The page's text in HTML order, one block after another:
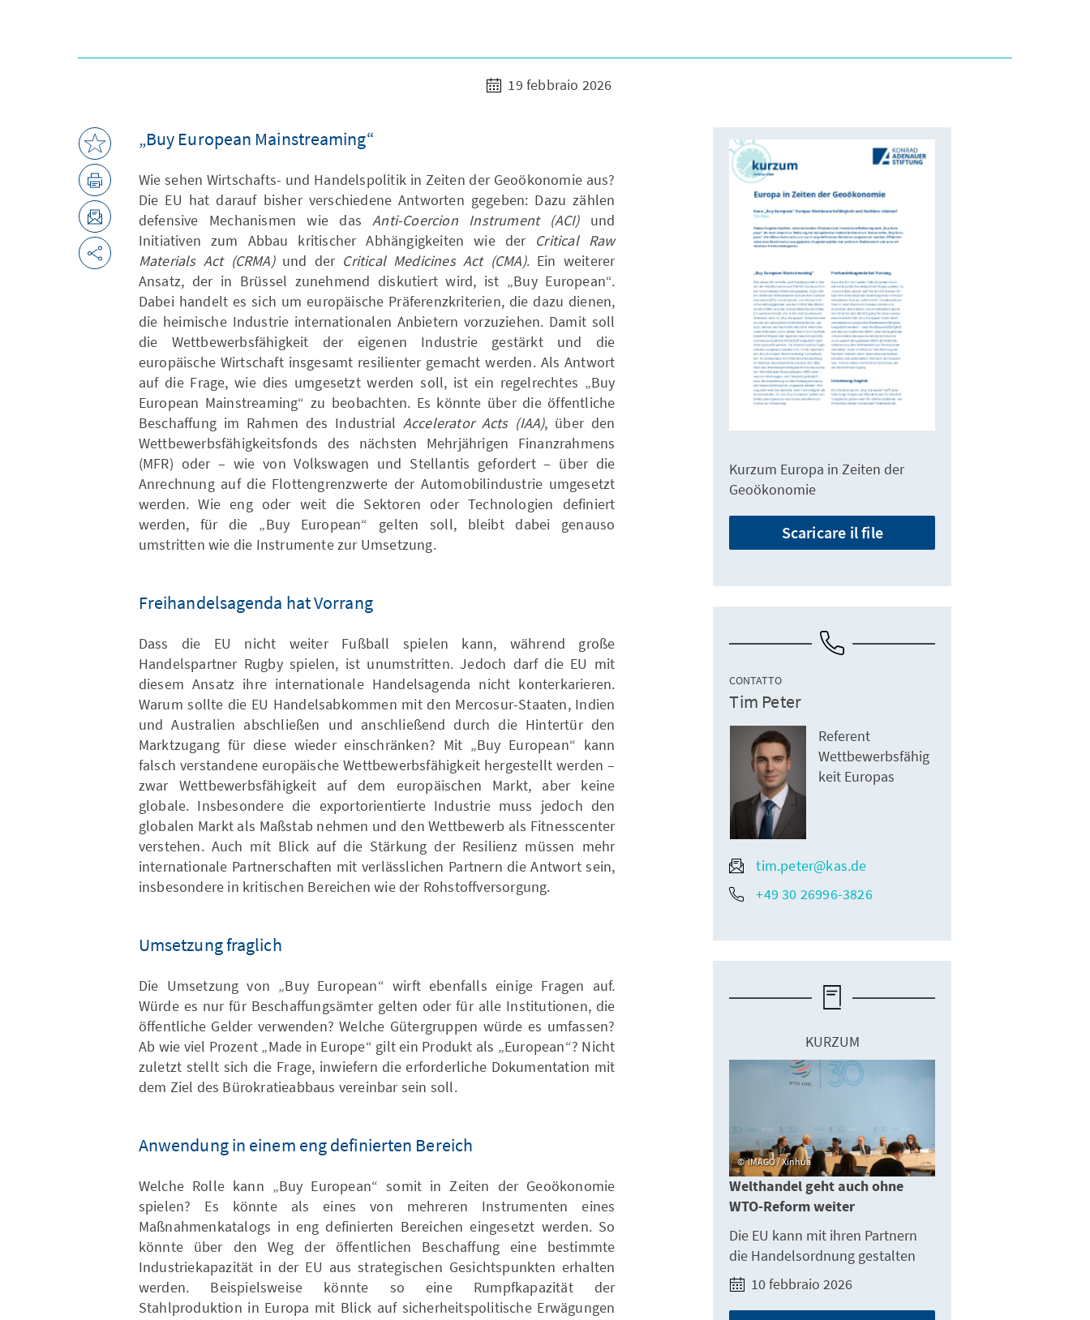
19 febbraio 2026
„Buy European Mainstreaming“
Wie sehen Wirtschafts- und Handelspolitik in Zeiten der Geoökonomie aus?
Die EU hat darauf bisher verschiedene Antworten gegeben: Dazu zählen
defensive Mechanismen wie dasAnti-Coercion Instrument (ACI) und
Initiativen zum Abbau kritischer Abhängigkeiten wie der Critical Raw
Materials Act (CRMA)und der Critical Medicines Act (CMA). Ein weiterer
Ansatz, der in Brüssel zunehmend diskutiert wird, ist „Buy European“.
Dabei handelt es sich um europäische Präferenzkriterien, die dazu dienen,
die heimische Industrie internationalen Anbietern vorzuziehen. Damit soll
die Wettbewerbsfähigkeit der eigenen Industrie gestärkt und die
europäische Wirtschaft insgesamt resilienter gemacht werden. Als Antwort
auf die Frage, wie dies umgesetzt werden soll, ist ein regelrechtes „Buy
European Mainstreaming“ zu beobachten. Es könnte über die öffentliche
Beschaffung im Rahmen des Industrial Accelerator Acts (IAA), über den
Wettbewerbsfähigkeitsfonds des nächsten Mehrjährigen Finanzrahmens
(MFR) oder – wie von Volkswagen und Stellantis gefordert – über die
Anrechnung auf die Flottengrenzwerte der Automobilindustrie umgesetzt
werden. Wie eng oder weit die Sektoren oder Technologien definiert
werden, für die „Buy European“ gelten soll, bleibt dabei genauso
umstritten wie die Instrumente zur Umsetzung.
Freihandelsagenda hat Vorrang
Dass die EU nicht weiter Fußball spielen kann, während große
Handelspartner Rugby spielen, ist unumstritten. Jedoch darf die EU mit
diesem Ansatz ihre internationale Handelsagenda nicht konterkarieren.
Warum sollte die EU Handelsabkommen mit den Mercosur-Staaten, Indien
und Australien abschließen und anschließend durch die Hintertür den
Marktzugang für diese wieder einschränken? Mit „Buy European“ kann
falsch verstandene europäische Wettbewerbsfähigkeit hergestellt werden –
zwar Wettbewerbsfähigkeit auf dem europäischen Markt, aber keine
globale. Insbesondere die exportorientierte Industrie muss jedoch den
globalen Markt als Maßstab nehmen und den Wettbewerb als Fitnesscenter
verstehen. Auch mit Blick auf die Stärkung der Resilienz müssen mehr
internationale Partnerschaften mit verlässlichen Partnern die Antwort sein,
insbesondere in kritischen Bereichen wie der Rohstoffversorgung.
Umsetzung fraglich
Die Umsetzung von „Buy European“ wirft ebenfalls einige Fragen auf.
Würde es nur für Beschaffungsämter gelten oder für alle Institutionen, die
öffentliche Gelder verwenden? Welche Gütergruppen würde es umfassen?
Ab wie viel Prozent „Made in Europe“ gilt ein Produkt als „European“? Nicht
zuletzt stellt sich die Frage, inwiefern die erforderliche Dokumentation mit
dem Ziel des Bürokratieabbaus vereinbar sein soll.
Anwendung in einem eng definierten Bereich
Welche Rolle kann „Buy European“ somit in Zeiten der Geoökonomie
spielen? Es könnte als eines von mehreren Instrumenten eines
Maßnahmenkatalogs in eng definierten Bereichen eingesetzt werden. So
könnte über den Weg der öffentlichen Beschaffung eine bestimmte
Industriekapazität in der EU aus strategischen Gesichtspunkten erhalten
werden. Beispielsweise könnte so eine Rumpfkapazität der
Stahlproduktion in Europa mit Blick auf sicherheitspolitische Erwägungen
Kurzum Europa in Zeiten der
Geoökonomie
Scaricare il file
CONTATTO
Tim Peter
Referent
Wettbewerbsfähig
keit Europas
tim.peter@kas.de
+49 30 26996-3826
KURZUM
IMAGO / Xinhua
Welthandel geht auch ohne
WTO-Reform weiter
Die EU kann mit ihren Partnern
die Handelsordnung gestalten
10 febbraio 2026